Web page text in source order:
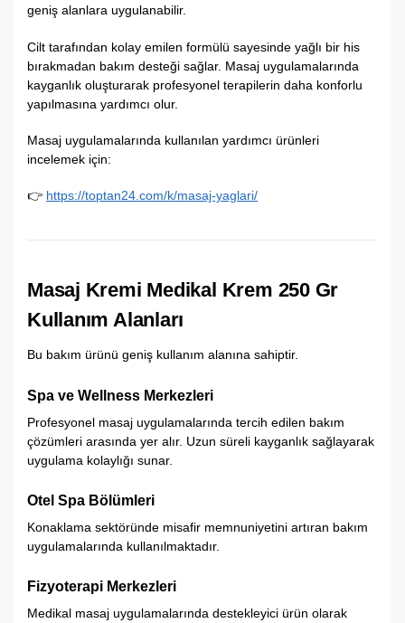
geniş alanlara uygulanabilir.
Cilt tarafından kolay emilen formülü sayesinde yağlı bir his
bırakmadan bakım desteği sağlar. Masaj uygulamalarında
kayganlık oluşturarak profesyonel terapilerin daha konforlu
yapılmasına yardımcı olur.
Masaj uygulamalarında kullanılan yardımcı ürünleri
incelemek için:
👉 https://toptan24.com/k/masaj-yaglari/
Masaj Kremi Medikal Krem 250 Gr
Kullanım Alanları
Bu bakım ürünü geniş kullanım alanına sahiptir.
Spa ve Wellness Merkezleri
Profesyonel masaj uygulamalarında tercih edilen bakım
çözümleri arasında yer alır. Uzun süreli kayganlık sağlayarak
uygulama kolaylığı sunar.
Otel Spa Bölümleri
Konaklama sektöründe misafir memnuniyetini artıran bakım
uygulamalarında kullanılmaktadır.
Fizyoterapi Merkezleri
Medikal masaj uygulamalarında destekleyici ürün olarak